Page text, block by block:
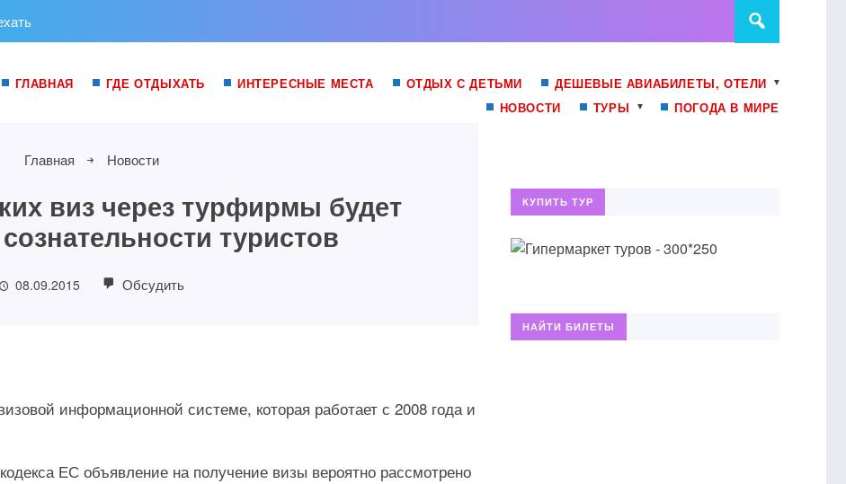
ГЛАВНАЯ ГДЕ ОТДЫХАТЬ ИНТЕРЕСНЫЕ МЕСТА ОТДЫХ С ДЕТЬМИ
ДЕШЕВЫЕ АВИАБИЛЕТЫ, ОТЕЛИ
НОВОСТИ
ТУРЫ ПОГОДА В МИРЕ
Главная Новости
виз через турфирмы будет
туристов
08.09.2015 Обсудить
информационной системе, которая работает с 2008 года и
ЕС объявление на получение визы вероятно рассмотрено
КУПИТЬ ТУР
НАЙТИ БИЛЕТЫ